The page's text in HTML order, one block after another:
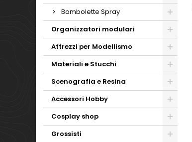
Bombolette Spray
Organizzatori modulari
Attrezzi per Modellismo
Materiali e Stucchi
Scenografia e Resina
Accessori Hobby
Cosplay shop
Grossisti